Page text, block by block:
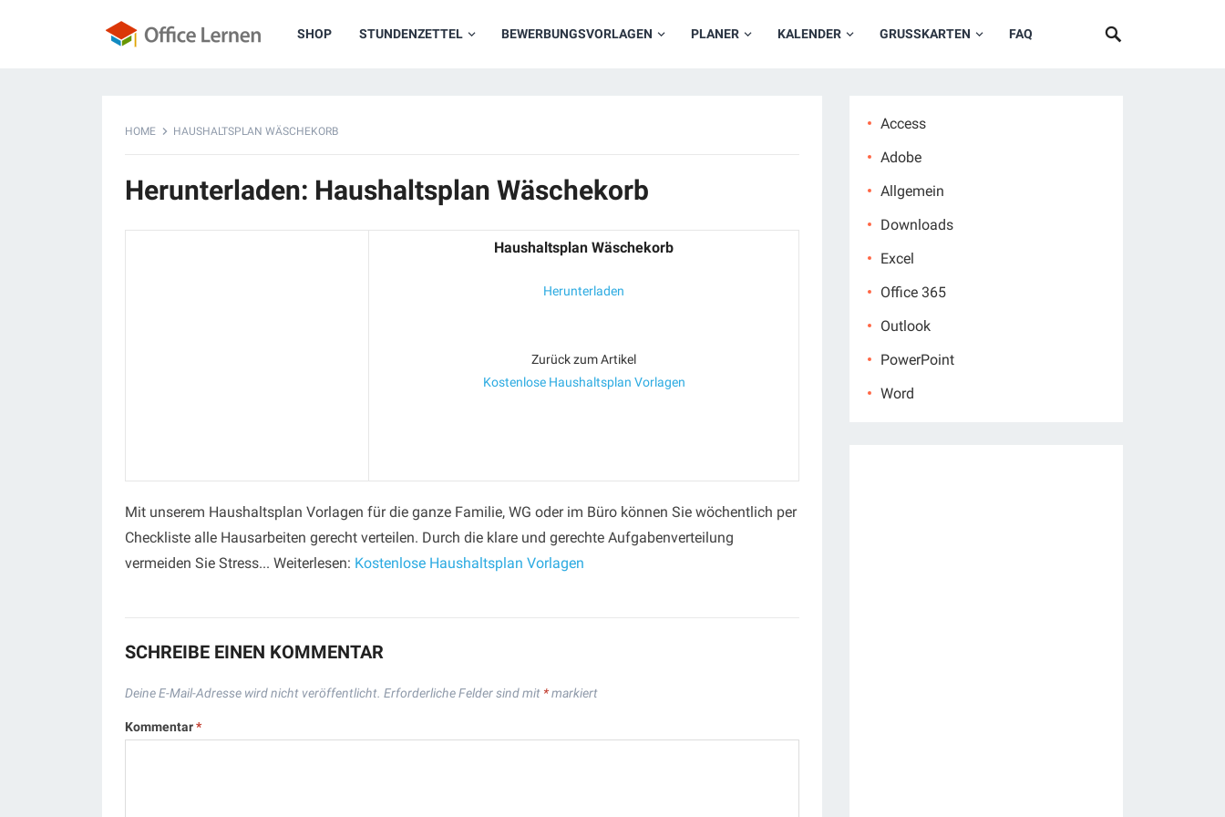
SHOP STUNDENZETTEL BEWERBUNGSVORLAGEN PLANER KALENDER GRUSSKARTEN FAQ
HOME HAUSHALTSPLAN WÄSCHEKORB
Herunterladen: Haushaltsplan Wäschekorb
Haushaltsplan Wäschekorb
Herunterladen
Zurück zum Artikel
Kostenlose Haushaltsplan Vorlagen
Mit unserem Haushaltsplan Vorlagen für die ganze Familie, WG oder im Büro können Sie wöchentlich per
Checkliste alle Hausarbeiten gerecht verteilen. Durch die klare und gerechte Aufgabenverteilung
vermeiden Sie Stress... Weiterlesen: Kostenlose Haushaltsplan Vorlagen
SCHREIBE EINEN KOMMENTAR
Deine E-Mail-Adresse wird nicht veröffentlicht. Erforderliche Felder sind mit *markiert
Kommentar*
Access
Adobe
Allgemein
Downloads
Excel
Office 365
Outlook
PowerPoint
Word